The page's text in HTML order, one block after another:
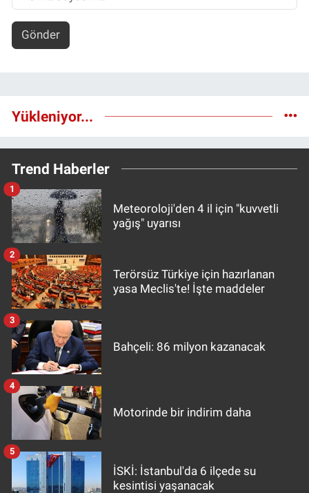
Gönder
Yükleniyor...
Trend Haberler
Meteoroloji'den 4 il için "kuvvetli
yağış" uyarısı
1
Terörsüz Türkiye için hazırlanan
yasa Meclis'te! İşte maddeler
2
Bahçeli: 86 milyon kazanacak
3
Motorinde bir indirim daha
4
İSKİ: İstanbul'da 6 ilçede su
kesintisi yaşanacak
5